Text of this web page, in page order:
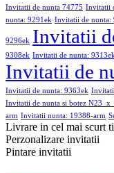
Invitatii de nunta 74775 Invitatii
nunta: 9291ek Invitatii de nunta:
9296ek Invitatii
9308ek Invitatii de nunta: 9313ek
Invitatii de
Invitatii de nunta: 9363ek
Invitatii de nunta si botez
arm Invitatii nunta: 19388-arm
Livrare in cel mai scurt
Perzonalizare invitatii
Pintare invitatii